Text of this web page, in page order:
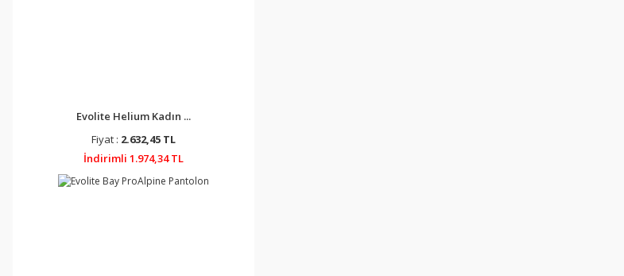
Evolite Helium Kadın ...
Fiyat : 2.632,45 TL
İndirimli 1.974,34 TL